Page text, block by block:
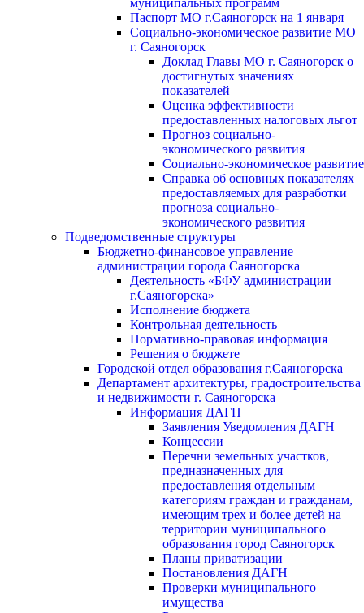
муниципальных программ
Паспорт МО г.Саяногорск на 1 января
Социально-экономическое развитие МО
г. Саяногорск
Доклад Главы МО г. Саяногорск о
достигнутых значениях
показателей
Оценка эффективности
предоставленных налоговых льгот
Прогноз социально-
экономического развития
Социально-экономическое развитие
Справка об основных показателях
предоставляемых для разработки
прогноза социально-
экономического развития
Подведомственные структуры
Бюджетно-финансовое управление
администрации города Саяногорска
Деятельность «БФУ администрации
г.Саяногорска»
Исполнение бюджета
Контрольная деятельность
Нормативно-правовая информация
Решения о бюджете
Городской отдел образования г.Саяногорска
Департамент архитектуры, градостроительства
и недвижимости г. Саяногорска
Информация ДАГН
Заявления Уведомления ДАГН
Концессии
Перечни земельных участков,
предназначенных для
предоставления отдельным
категориям граждан и гражданам,
имеющим трех и более детей на
территории муниципального
образования город Саяногорск
Планы приватизации
Постановления ДАГН
Проверки муниципального
имущества